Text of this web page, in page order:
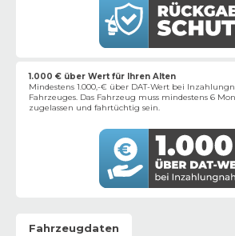
1.000 € über Wert für Ihren Alten
Mindestens 1.000,-€ über DAT-Wert bei
Fahrzeuges. Das Fahrzeug muss mindestens 6
zugelassen und fahrtüchtig sein.
Fahrzeugdaten